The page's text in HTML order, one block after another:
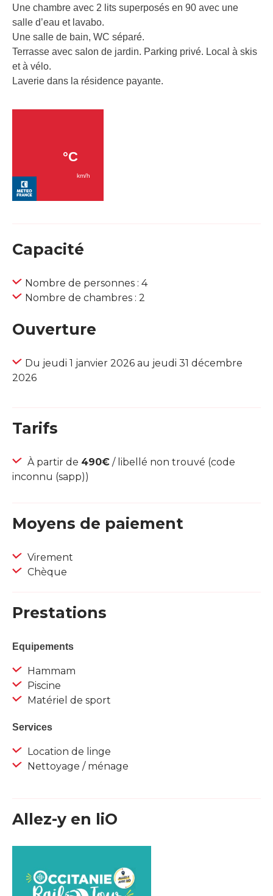
Une chambre avec 2 lits superposés en 90 avec une
salle d’eau et lavabo.
Une salle de bain, WC séparé.
Terrasse avec salon de jardin. Parking privé. Local à skis
et à vélo.
Laverie dans la résidence payante.
Capacité
Nombre de personnes : 4
Nombre de chambres : 2
Ouverture
Du jeudi 1 janvier 2026 au jeudi 31 décembre
2026
Tarifs
À partir de 490€ / libellé non trouvé (code
inconnu (sapp))
Moyens de paiement
Virement
Chèque
Prestations
Equipements
Hammam
Piscine
Matériel de sport
Services
Location de linge
Nettoyage / ménage
Allez-y en liO